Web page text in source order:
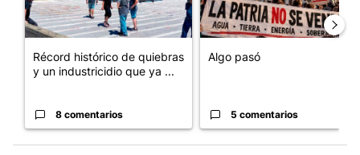
Récord histórico de quiebras
y un industricidio que ya ...
8 comentarios
Algo pasó
5 comentarios